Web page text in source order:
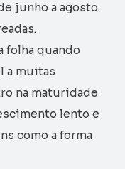
junho a agosto.
folha quando
a muitas
na maturidade
lento e
como a forma